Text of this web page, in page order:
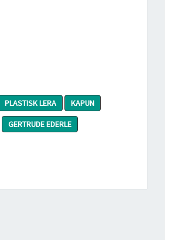
PLASTISK LERA
KAPUN
GERTRUDE EDERLE